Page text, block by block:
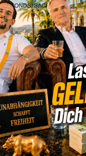
WEITERE ARTIKEL
zurückweiter
erreicht
schwachen US-
Kryptogesetz auf
bremsen